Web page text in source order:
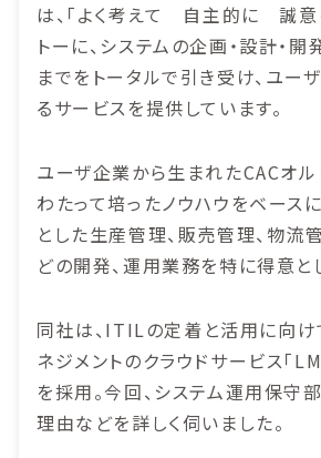
は、「よく考えて 自主的に 誠意
トーに、システムの企画・設計・開
までをトータルで引き受け、ユー
るサービスを提供しています。
ユーザ企業から生まれたCACオル
わたって培ったノウハウをベース
とした生産管理、販売管理、物流
どの開発、運用業務を特に得意と
同社は、ITILの定着と活用に向け
ネジメントのクラウドサービス「
を採用。今回、システム運用保守
理由などを詳しく伺いました。